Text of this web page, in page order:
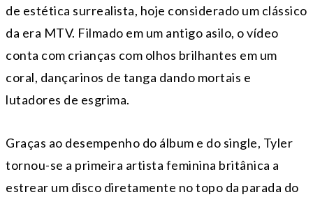
de estética surrealista, hoje considerado um clássico
da era MTV. Filmado em um antigo asilo, o vídeo
conta com crianças com olhos brilhantes em um
coral, dançarinos de tanga dando mortais e
lutadores de esgrima.
Graças ao desempenho do álbum e do single, Tyler
tornou-se a primeira artista feminina britânica a
estrear um disco diretamente no topo da parada do